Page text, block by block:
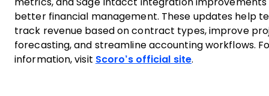
metrics, and Sage Intacct integration improvements
better financial management. These updates help
track revenue based on contract types, improve
forecasting, and streamline accounting workflows.
information, visit Scoro’s official site.